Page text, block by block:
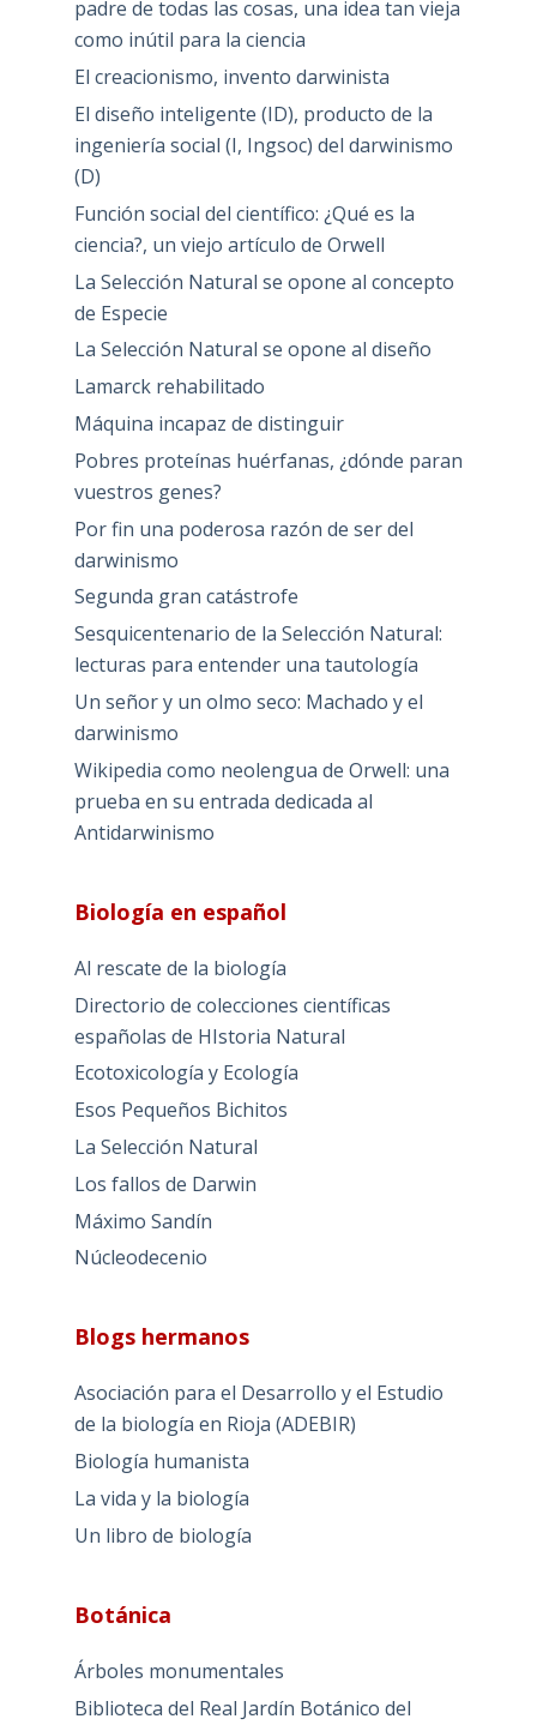
padre de todas las cosas, una idea tan vieja
como inútil para la ciencia
El creacionismo, invento darwinista
El diseño inteligente (ID), producto de la
ingeniería social (I, Ingsoc) del darwinismo
(D)
Función social del científico: ¿Qué es la
ciencia?, un viejo artículo de Orwell
La Selección Natural se opone al concepto
de Especie
La Selección Natural se opone al diseño
Lamarck rehabilitado
Máquina incapaz de distinguir
Pobres proteínas huérfanas, ¿dónde paran
vuestros genes?
Por fin una poderosa razón de ser del
darwinismo
Segunda gran catástrofe
Sesquicentenario de la Selección Natural:
lecturas para entender una tautología
Un señor y un olmo seco: Machado y el
darwinismo
Wikipedia como neolengua de Orwell: una
prueba en su entrada dedicada al
Antidarwinismo
Biología en español
Al rescate de la biología
Directorio de colecciones científicas
españolas de HIstoria Natural
Ecotoxicología y Ecología
Esos Pequeños Bichitos
La Selección Natural
Los fallos de Darwin
Máximo Sandín
Núcleodecenio
Blogs hermanos
Asociación para el Desarrollo y el Estudio
de la biología en Rioja (ADEBIR)
Biología humanista
La vida y la biología
Un libro de biología
Botánica
Árboles monumentales
Biblioteca del Real Jardín Botánico del